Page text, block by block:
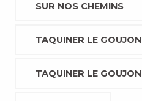
SUR NOS CHEMINS
TAQUINER LE GOUJON
TAQUINER LE GOUJON